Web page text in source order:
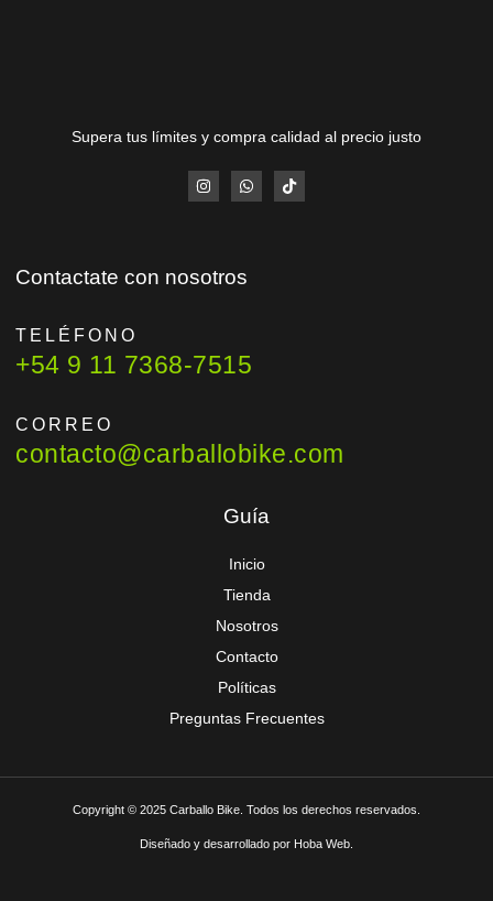
Supera tus límites y compra calidad al precio justo
Contactate con nosotros
TELÉFONO
+54 9 11 7368-7515
CORREO
contacto@carballobike.com
Guía
Inicio
Tienda
Nosotros
Contacto
Políticas
Preguntas Frecuentes
Copyright © 2025 Carballo Bike. Todos los derechos reservados.
Diseñado y desarrollado por Hoba Web.